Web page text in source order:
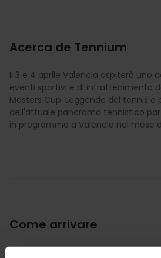
Acerca de Tennium
Il 3 e 4 aprile Valencia ospiterà uno
eventi sportivi e di intrattenimento
Masters Cup. Leggende del tennis e
dell'attuale panorama tennistico
in programma a Valencia nel mese
Come arrivare